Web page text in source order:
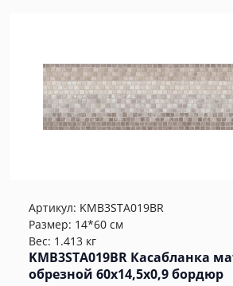
Артикул: KMB3STA019BR
Размер: 14*60 см
Вес: 1.413 кг
KMB3STA019BR Касабланка
обрезной 60x14,5x0,9 бордюр